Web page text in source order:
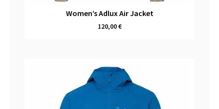
Women’s Adlux Air Jacket
120,00€